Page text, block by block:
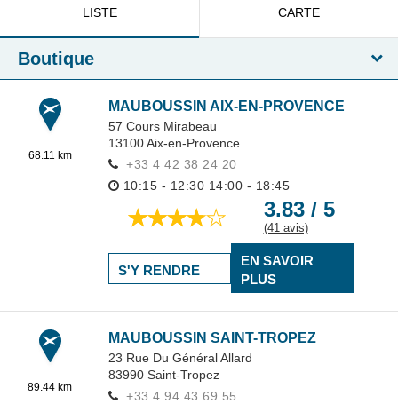
LISTE CARTE
Boutique
68.11 km
MAUBOUSSIN AIX-EN-PROVENCE
57 Cours Mirabeau
13100Aix-en-Provence
+33 4 42 38 24 20
10:15 - 12:30 14:00 - 18:45
3.83 / 5
(41 avis)
EN SAVOIR
PLUS
S'Y RENDRE
89.44 km
MAUBOUSSIN SAINT-TROPEZ
23 Rue Du Général Allard
83990 Saint-Tropez
+33 4 94 43 69 55